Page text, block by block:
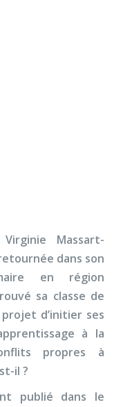
Massart-
dans son
en région
sa classe de
d’initier ses
à la
propres à
il ?
publié dans le